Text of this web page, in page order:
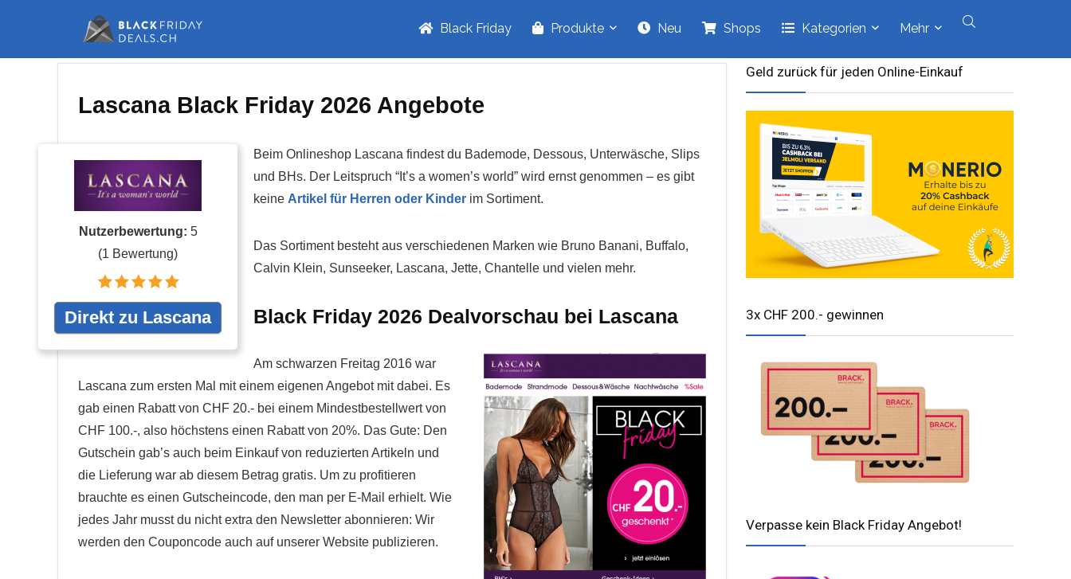
Black Friday Produkte Neu Shops Kategorien Mehr
Lascana Black Friday 2026 Angebote
Nutzerbewertung: 5
(1 Bewertung)
Direkt zu Lascana
Beim Onlineshop Lascana findest du Bademode, Dessous, Unterwäsche, Slips
und BHs. Der Leitspruch “It’s a women’s world” wird ernst genommen – es gibt
keine Artikel für Herren oder Kinder im Sortiment.
Das Sortiment besteht aus verschiedenen Marken wie Bruno Banani, Buffalo,
Calvin Klein, Sunseeker, Lascana, Jette, Chantelle und vielen mehr.
Black Friday 2026 Dealvorschau bei Lascana
Am schwarzen Freitag 2016 war
Lascana zum ersten Mal mit einem eigenen Angebot mit dabei. Es
gab einen Rabatt von CHF 20.- bei einem Mindestbestellwert von
CHF 100.-, also höchstens einen Rabatt von 20%. Das Gute: Den
Gutschein gab’s auch beim Einkauf von reduzierten Artikeln und
die Lieferung war ab diesem Betrag gratis. Um zu profitieren
brauchte es einen Gutscheincode, den man per E-Mail erhielt. Wie
jedes Jahr musst du nicht extra den Newsletter abonnieren: Wir
werden den Couponcode auch auf unserer Website publizieren.
Geld zurück für jeden Online-Einkauf
3x CHF 200.- gewinnen
Verpasse kein Black Friday Angebot!